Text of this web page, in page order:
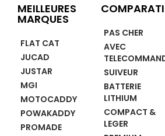
MEILLEURES
MARQUES
FLAT CAT
JUCAD
JUSTAR
MGI
MOTOCADDY
POWAKADDY
PROMADE
PAS CHER
AVEC
SUIVEUR
BATTERIE
LITHIUM
COMPACT &
LEGER